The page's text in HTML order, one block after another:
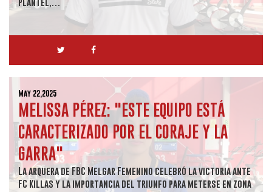
May 22,2025
MELISSA PÉREZ: "ESTE EQUIPO ESTÁ
CARACTERIZADO POR EL CORAJE Y LA
GARRA"
La arquera de FBC Melgar Femenino celebró la victoria ante
FC Killas y la importancia del triunfo para meterse en zona